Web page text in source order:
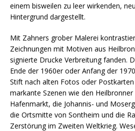
einem bisweilen zu leer wir­ken­den,
Hintergrund dargestellt.
Mit Zahners grober Malerei
Zeichnungen mit Motiven aus
signierte Drucke Verbreitung fanden.
Ende der 1960er oder Anfang der
Stift nach alten Fotos oder
markante Szenen wie den
Hafenmarkt, die Johannis- und
die Ortsmitte von Sontheim und die
Zerstörung im Zweiten Weltkrieg.